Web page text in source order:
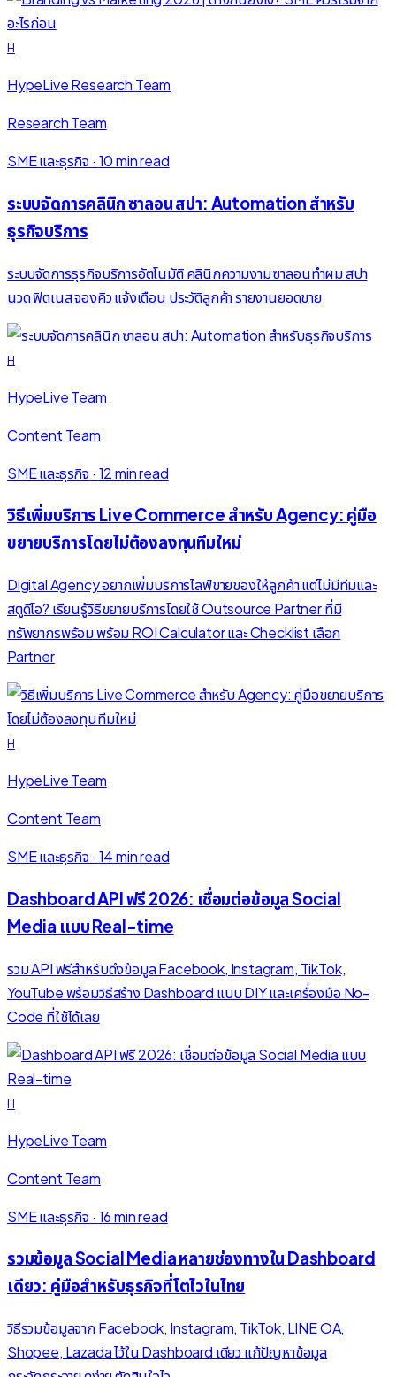
H
HypeLive Research Team
Research Team
SME และธุรกิจ · 10 min read
ระบบจัดการคลินิก ซาลอน สปา: Automation สำหรับ
ธุรกิจบริการ
ระบบจัดการธุรกิจบริการอัตโนมัติ คลินิกความงาม ซาลอนทำผม สปา
นวด ฟิตเนส จองคิว แจ้งเตือน ประวัติลูกค้า รายงานยอดขาย
H
HypeLive Team
Content Team
SME และธุรกิจ · 12 min read
วิธีเพิ่มบริการ Live Commerce สำหรับ Agency: คู่มือ
ขยายบริการโดยไม่ต้องลงทุนทีมใหม่
Digital Agency อยากเพิ่มบริการไลฟ์ขายของให้ลูกค้า แต่ไม่มีทีมและ
สตูดิโอ? เรียนรู้วิธีขยายบริการโดยใช้ Outsource Partner ที่มี
ทรัพยากรพร้อม พร้อม ROI Calculator และ Checklist เลือก
Partner
H
HypeLive Team
Content Team
SME และธุรกิจ · 14 min read
Dashboard API ฟรี 2026: เชื่อมต่อข้อมูล Social
Media แบบ Real-time
รวม API ฟรีสำหรับดึงข้อมูล Facebook, Instagram, TikTok,
YouTube พร้อมวิธีสร้าง Dashboard แบบ DIY และเครื่องมือ No-
Code ที่ใช้ได้เลย
H
HypeLive Team
Content Team
SME และธุรกิจ · 16 min read
รวมข้อมูล Social Media หลายช่องทางใน Dashboard
เดียว: คู่มือสำหรับธุรกิจที่โตไวในไทย
วิธีรวมข้อมูลจาก Facebook, Instagram, TikTok, LINE OA,
Shopee, Lazada ไว้ใน Dashboard เดียว แก้ปัญหาข้อมูล